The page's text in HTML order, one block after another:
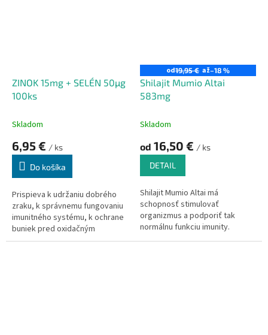
ZINOK 15mg + SELÉN 50µg
100ks
Skladom
6,95 € / ks
Do košíka
Prispieva k udržaniu dobrého
zraku, k správnemu fungovaniu
imunitného systému, k ochrane
buniek pred oxidačným
stresom, k udržaniu zdravej
od19,95 € až–18 %
Shilajit Mumio Altai
583mg
Skladom
od 16,50 € / ks
DETAIL
Shilajit Mumio Altai má
schopnosť stimulovať
organizmus a podporiť tak
normálnu funkciu imunity.